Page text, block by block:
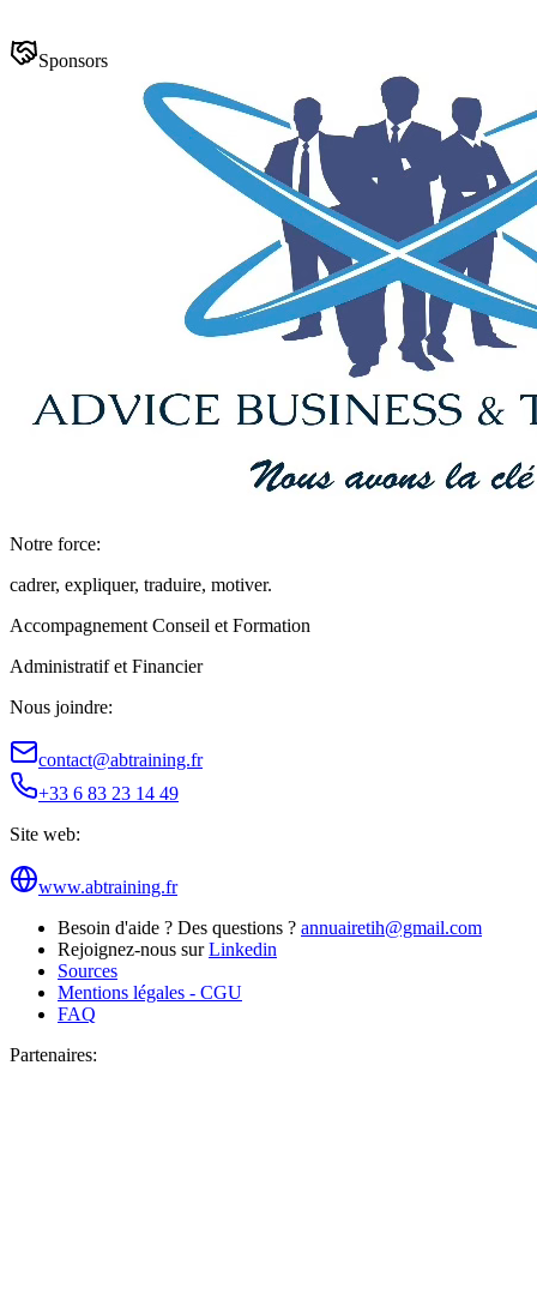
Sponsors
Notre force:
cadrer, expliquer, traduire, motiver.
Accompagnement Conseil et Formation
Administratif et Financier
Nous joindre:
contact@abtraining.fr
+33 6 83 23 14 49
Site web:
www.abtraining.fr
Besoin d'aide ? Des questions ? annuairetih@gmail.com
Rejoignez-nous sur Linkedin
Sources
Mentions légales - CGU
FAQ
Partenaires: